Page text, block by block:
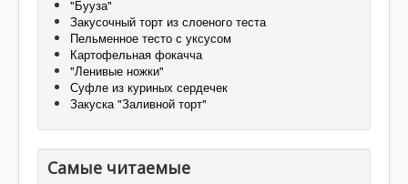
"Бууза"
Закусочный торт из слоеного теста
Пельменное тесто с уксусом
Картофельная фокачча
"Ленивые ножки"
Суфле из куриных сердечек
Закуска "Заливной торт"
Самые читаемые